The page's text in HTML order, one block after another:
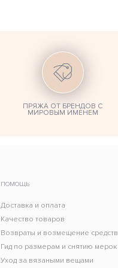
ПРЯЖА ОТ БРЕНДОВ С
МИРОВЫМ ИМЕНЕМ
ПОМОЩЬ
Доставка и оплата
Качество товаров
Возвраты и возмещение средств
Гид по размерам и снятию мерок
Уход за вязаными вещами